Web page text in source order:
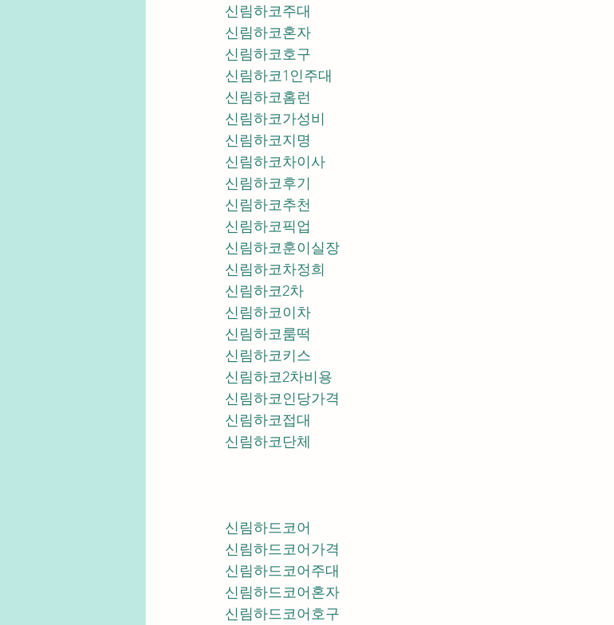
신림하코주대
신림하코혼자
신림하코호구
신림하코1인주대
신림하코홈런
신림하코가성비
신림하코지명
신림하코차이사
신림하코후기
신림하코추천
신림하코훈이실장
신림하코차정희
신림하코2차
신림하코이차
신림하코룸떡
신림하코키스
신림하코2차비용
신림하코인당가격
신림하코접대
신림하코단체
신림하드코어
신림하드코어가격
신림하드코어주대
신림하드코어혼자
신림하드코어호구